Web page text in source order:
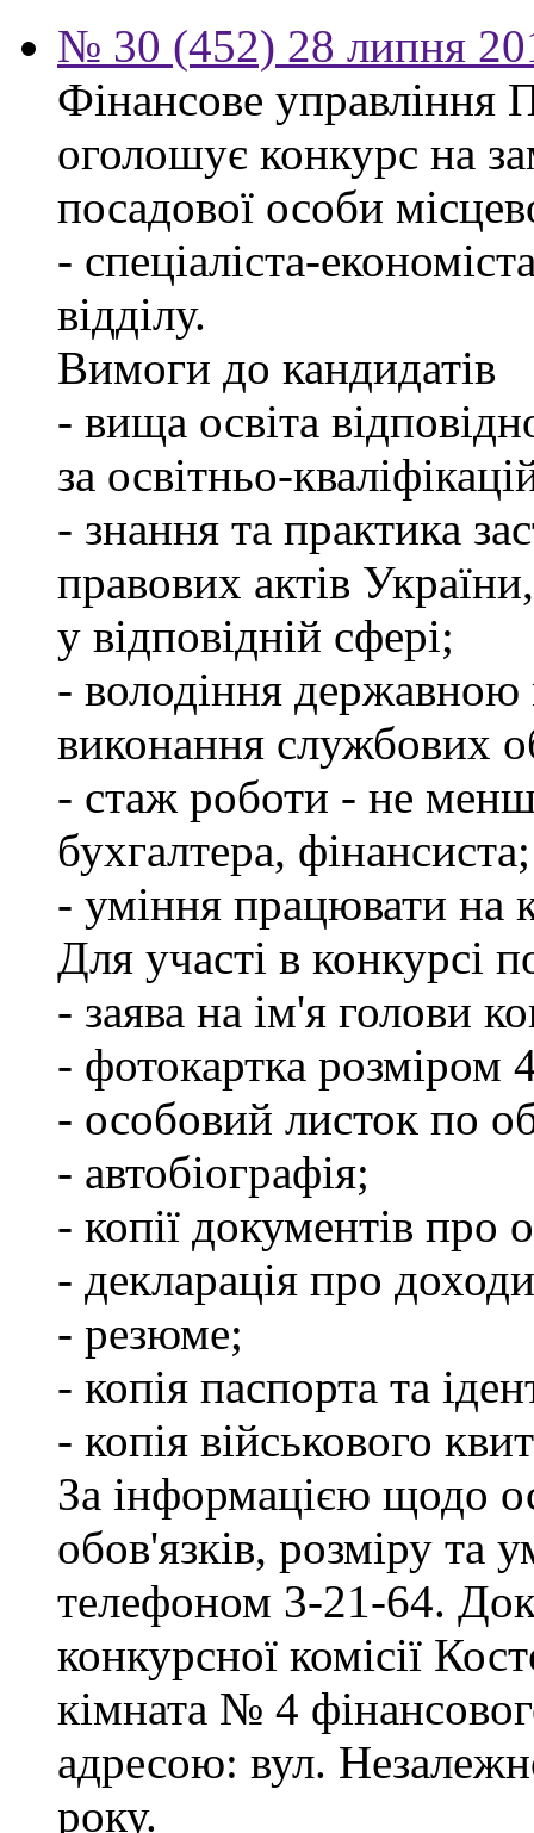
№ 30 (452) 28 липня
Фінансове управління
оголошує конкурс на
посадової особи
- спеціаліста-
відділу.
Вимоги до кандидатів
- вища освіта
за освітньо-
- знання та практика
правових актів
у відповідній сфері;
- володіння державною
виконання службових
- стаж роботи - не
бухгалтера, фінансиста;
- уміння працювати на
Для участі в конкурсі
- заява на ім'я голови
- фотокартка розміром
- особовий листок по
- автобіографія;
- копії документів про
- декларація про
- резюме;
- копія паспорта та
- копія військового
За інформацією щодо
обов'язків, розміру та
телефоном 3-21-64.
конкурсної комісії
кімната № 4
адресою: вул.
року.